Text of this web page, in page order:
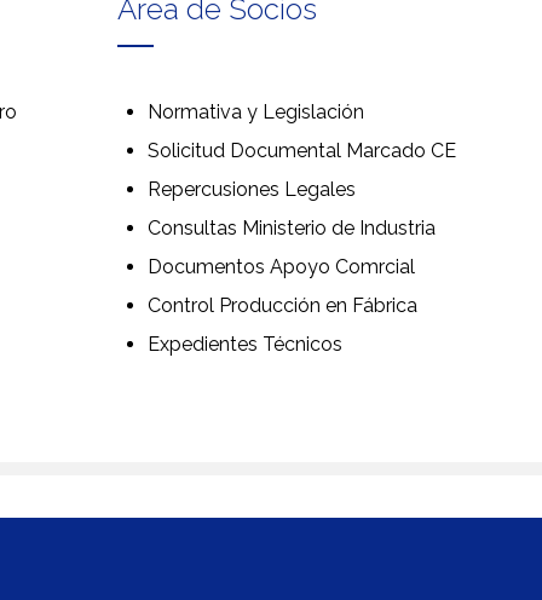
Área de Socios
Normativa y Legislación
Solicitud Documental Marcado CE
Repercusiones Legales
Consultas Ministerio de Industria
Documentos Apoyo Comrcial
Control Producción en Fábrica
Expedientes Técnicos